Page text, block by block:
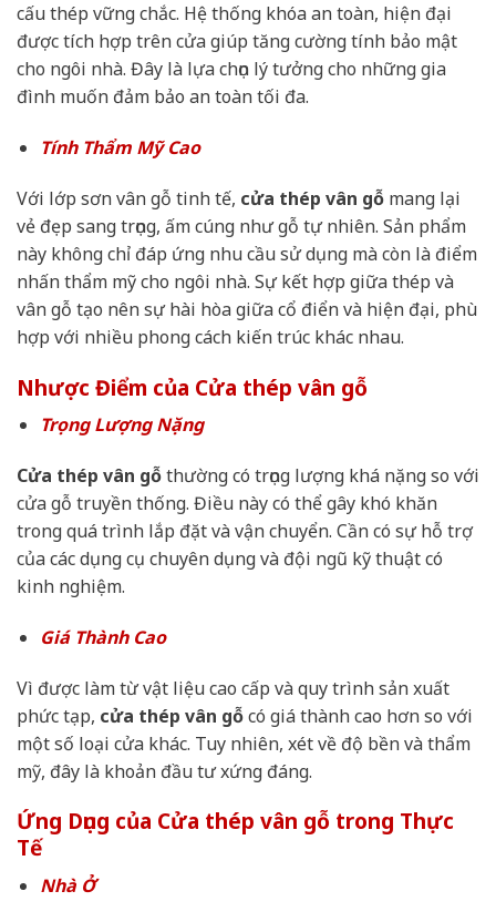
cấu thép vững chắc. Hệ thống khóa an toàn, hiện đại
được tích hợp trên cửa giúp tăng cường tính bảo mật
cho ngôi nhà. Đây là lựa chọn lý tưởng cho những gia
đình muốn đảm bảo an toàn tối đa.
Tính Thẩm Mỹ Cao
Với lớp sơn vân gỗ tinh tế, cửa thép vân gỗ mang lại
vẻ đẹp sang trọng, ấm cúng như gỗ tự nhiên. Sản phẩm
này không chỉ đáp ứng nhu cầu sử dụng mà còn là điểm
nhấn thẩm mỹ cho ngôi nhà. Sự kết hợp giữa thép và
vân gỗ tạo nên sự hài hòa giữa cổ điển và hiện đại, phù
hợp với nhiều phong cách kiến trúc khác nhau.
Nhược Điểm của Cửa thép vân gỗ
Trọng Lượng Nặng
Cửa thép vân gỗthường có trọng lượng khá nặng so với
cửa gỗ truyền thống. Điều này có thể gây khó khăn
trong quá trình lắp đặt và vận chuyển. Cần có sự hỗ trợ
của các dụng cụ chuyên dụng và đội ngũ kỹ thuật có
kinh nghiệm.
Giá Thành Cao
Vì được làm từ vật liệu cao cấp và quy trình sản xuất
phức tạp, cửa thép vân gỗcó giá thành cao hơn so với
một số loại cửa khác. Tuy nhiên, xét về độ bền và thẩm
mỹ, đây là khoản đầu tư xứng đáng.
Ứng Dụng của Cửa thép vân gỗ trong Thực
Tế
Nhà Ở